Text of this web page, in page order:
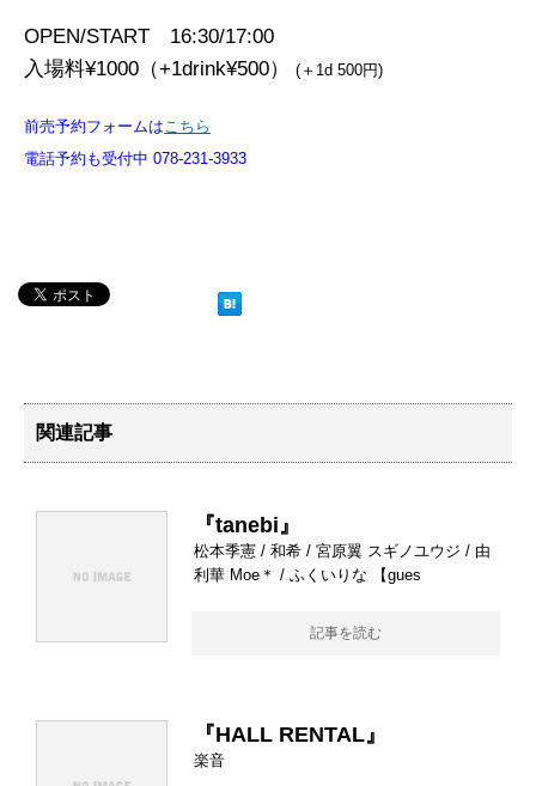
OPEN/START 16:30/17:00
入場料¥1000（+1drink¥500）
(＋1d 500円)
前売予約フォームはこちら
電話予約も受付中 078-231-3933
関連記事
『tanebi』
松本季憲 / 和希 / 宮原翼 スギノユウジ / 由
利華 Moe＊ / ふくいりな 【gues
記事を読む
『HALL RENTAL』
楽音